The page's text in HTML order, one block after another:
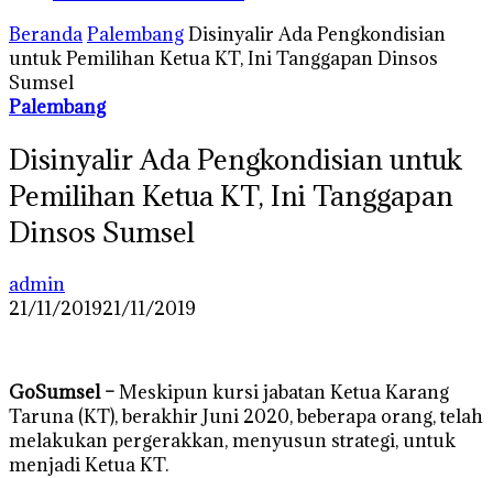
BerandaPalembangDisinyalir Ada Pengkondisian
untuk Pemilihan Ketua KT, Ini Tanggapan Dinsos
Sumsel
Palembang
Disinyalir Ada Pengkondisian untuk
Pemilihan Ketua KT, Ini Tanggapan
Dinsos Sumsel
admin
21/11/201921/11/2019
GoSumsel –Meskipun kursi jabatan Ketua Karang
Taruna (KT), berakhir Juni 2020, beberapa orang, telah
melakukan pergerakkan, menyusun strategi, untuk
menjadi Ketua KT.